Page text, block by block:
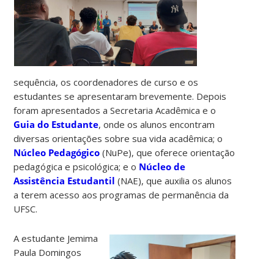
sequência, os coordenadores de curso e os
estudantes se apresentaram brevemente. Depois
foram apresentados a Secretaria Acadêmica e o
Guia do Estudante, onde os alunos encontram
diversas orientações sobre sua vida acadêmica; o
Núcleo Pedagógico (NuPe), que oferece orientação
pedagógica e psicológica; e o Núcleo de
Assistência Estudantil (NAE), que auxilia os alunos
a terem acesso aos programas de permanência da
UFSC.
A estudante Jemima
Paula Domingos